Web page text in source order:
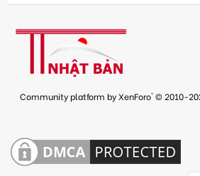
Community platform by XenForo® © 2010-